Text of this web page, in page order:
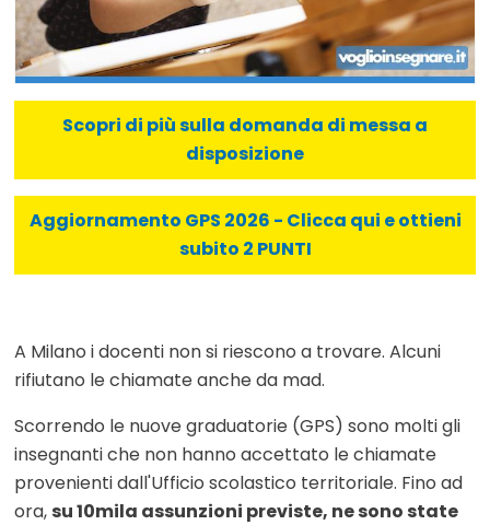
Scopri di più sulla domanda di messa a
disposizione
Aggiornamento GPS 2026 - Clicca qui e ottieni
subito 2 PUNTI
A Milano i docenti non si riescono a trovare. Alcuni
rifiutano le chiamate anche da mad.
Scorrendo le nuove graduatorie (GPS) sono molti gli
insegnanti che non hanno accettato le chiamate
provenienti dall'Ufficio scolastico territoriale. Fino ad
ora, su 10mila assunzioni previste, ne sono state